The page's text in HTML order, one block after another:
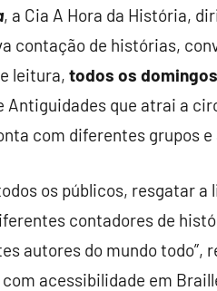
, a Cia A Hora da História,
contação de histórias,
leitura, todos os
Antiguidades que atrai a
com diferentes grupos
os públicos, resgatar
contadores de
autores do mundo todo”,
acessibilidade em